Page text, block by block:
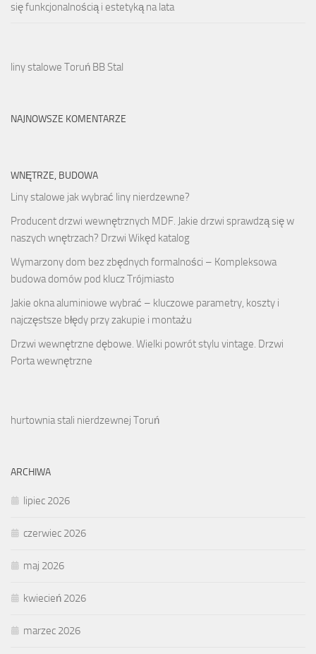
się funkcjonalnością i estetyką na lata
liny stalowe Toruń BB Stal
NAJNOWSZE KOMENTARZE
WNĘTRZE, BUDOWA
Liny stalowe jak wybrać liny nierdzewne?
Producent drzwi wewnętrznych MDF. Jakie drzwi sprawdzą się w
naszych wnętrzach? Drzwi Wikęd katalog
Wymarzony dom bez zbędnych formalności – Kompleksowa
budowa domów pod klucz Trójmiasto
Jakie okna aluminiowe wybrać – kluczowe parametry, koszty i
najczęstsze błędy przy zakupie i montażu
Drzwi wewnętrzne dębowe. Wielki powrót stylu vintage. Drzwi
Porta wewnętrzne
hurtownia stali nierdzewnej Toruń
ARCHIWA
lipiec 2026
czerwiec 2026
maj 2026
kwiecień 2026
marzec 2026